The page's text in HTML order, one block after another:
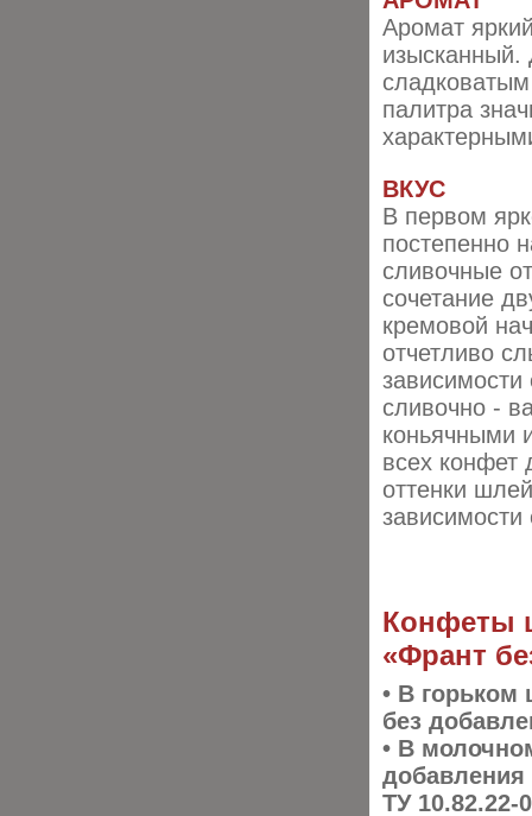
Аромат
изысканный.
палитра
ВКУС
В первом
постепенно
сливочные
сочетание
кремовой
отчетливо
сливочно -
коньячными
всех конфет
оттенки
зависимости
Конфеты
«Франт
• В горьком
без
• В
добавления
ТУ 10.82.22-